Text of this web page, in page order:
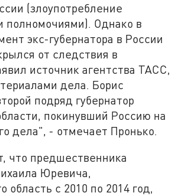
(злоупотребление
полномочиями). Однако в
экс-губернатора в России
от следствия в
источник агентства ТАСС,
дела. Борис
подряд губернатор
покинувший Россию на
дела", - отмечает Пронько.
что предшественника
Юревича,
область с 2010 по 2014 год,